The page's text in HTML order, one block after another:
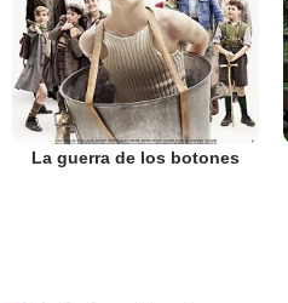
La guerra de los botones